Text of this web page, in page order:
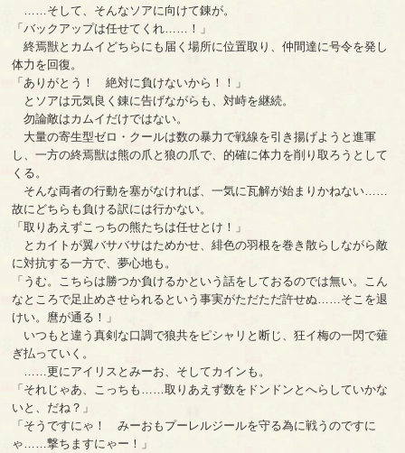
……そして、そんなソアに向けて錬が。
「バックアップは任せてくれ……！」
終焉獣とカムイどちらにも届く場所に位置取り、仲間達に号令を発し
体力を回復。
「ありがとう！ 絶対に負けないから！！」
とソアは元気良く錬に告げながらも、対峙を継続。
勿論敵はカムイだけではない。
大量の寄生型ゼロ・クールは数の暴力で戦線を引き揚げようと進軍
し、一方の終焉獣は熊の爪と狼の爪で、的確に体力を削り取ろうとして
くる。
そんな両者の行動を塞がなければ、一気に瓦解が始まりかねない……
故にどちらも負ける訳には行かない。
「取りあえずこっちの熊たちは任せとけ！」
とカイトが翼バサバサはためかせ、緋色の羽根を巻き散らしながら敵
に対抗する一方で、夢心地も。
「うむ。こちらは勝つか負けるかという話をしておるのでは無い。こん
なところで足止めさせられるという事実がただただ許せぬ……そこを退
けい。麿が通る！」
いつもと違う真剣な口調で狼共をピシャリと断じ、狂イ梅の一閃で薙
ぎ払っていく。
……更にアイリスとみーお、そしてカインも。
「それじゃあ、こっちも……取りあえず数をドンドンとへらしていかな
いと、だね？」
「そうですにゃ！ みーおもプーレルジールを守る為に戦うのですに
ゃ……撃ちますにゃー！」